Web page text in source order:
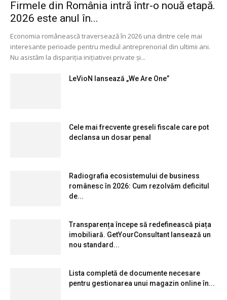
Firmele din România intră într-o nouă etapă.
2026 este anul în...
Economia românească traversează în 2026 una dintre cele mai
interesante perioade pentru mediul antreprenorial din ultimii ani.
Nu asistăm la dispariția inițiativei private și...
LeVioN lansează „We Are One”
Cele mai frecvente greseli fiscale care pot
declansa un dosar penal
Radiografia ecosistemului de business
românesc în 2026: Cum rezolvăm deficitul
de...
Transparența începe să redefinească piața
imobiliară. GetYourConsultant lansează un
nou standard...
Lista completă de documente necesare
pentru gestionarea unui magazin online în...